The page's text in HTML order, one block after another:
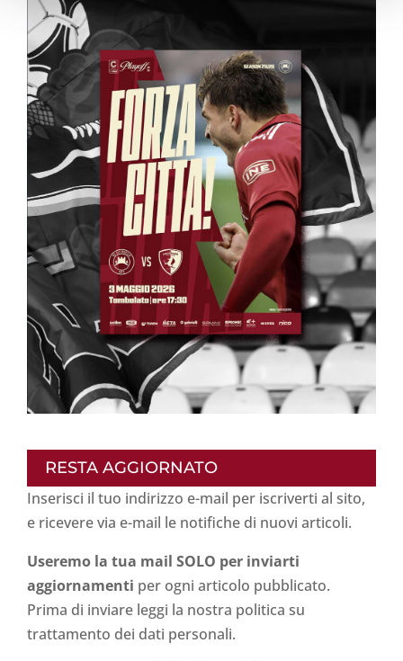
RESTA AGGIORNATO
Inserisci il tuo indirizzo e-mail per iscriverti al sito,
e ricevere via e-mail le notifiche di nuovi articoli.
Useremo la tua mail SOLO per inviarti
aggiornamenti per ogni articolo pubblicato.
Prima di inviare leggi la nostra politica su
trattamento dei dati personali.